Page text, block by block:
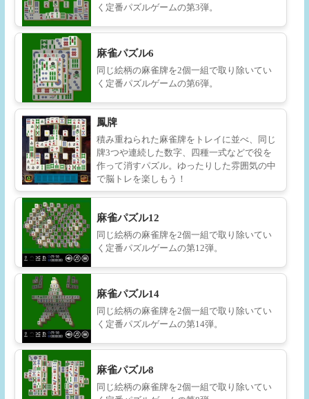
く定番パズルゲームの第3弾。
麻雀パズル6
同じ絵柄の麻雀牌を2個一組で取り除いてい
く定番パズルゲームの第6弾。
鳳牌
積み重ねられた麻雀牌をトレイに並べ、同じ
牌3つや連続した数字、四種一式などで役を
作って消すパズル。ゆったりした雰囲気の中
で脳トレを楽しもう！
麻雀パズル12
同じ絵柄の麻雀牌を2個一組で取り除いてい
く定番パズルゲームの第12弾。
麻雀パズル14
同じ絵柄の麻雀牌を2個一組で取り除いてい
く定番パズルゲームの第14弾。
麻雀パズル8
同じ絵柄の麻雀牌を2個一組で取り除いてい